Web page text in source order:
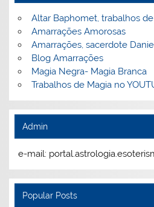
Altar Baphomet, trabalhos
Amarrações Amorosas
Amarrações, sacerdote
Blog Amarrações
Magia Negra- Magia Branca
Trabalhos de Magia no
Admin
e-mail:
Popular Posts